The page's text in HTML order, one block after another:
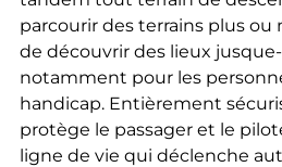
parcourir des terrains plus ou
de découvrir des lieux
notamment pour les
handicap. Entièrement
protège le passager et le
ligne de vie qui déclenche